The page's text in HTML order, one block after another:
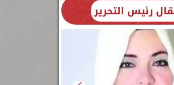
رئيس التحرير